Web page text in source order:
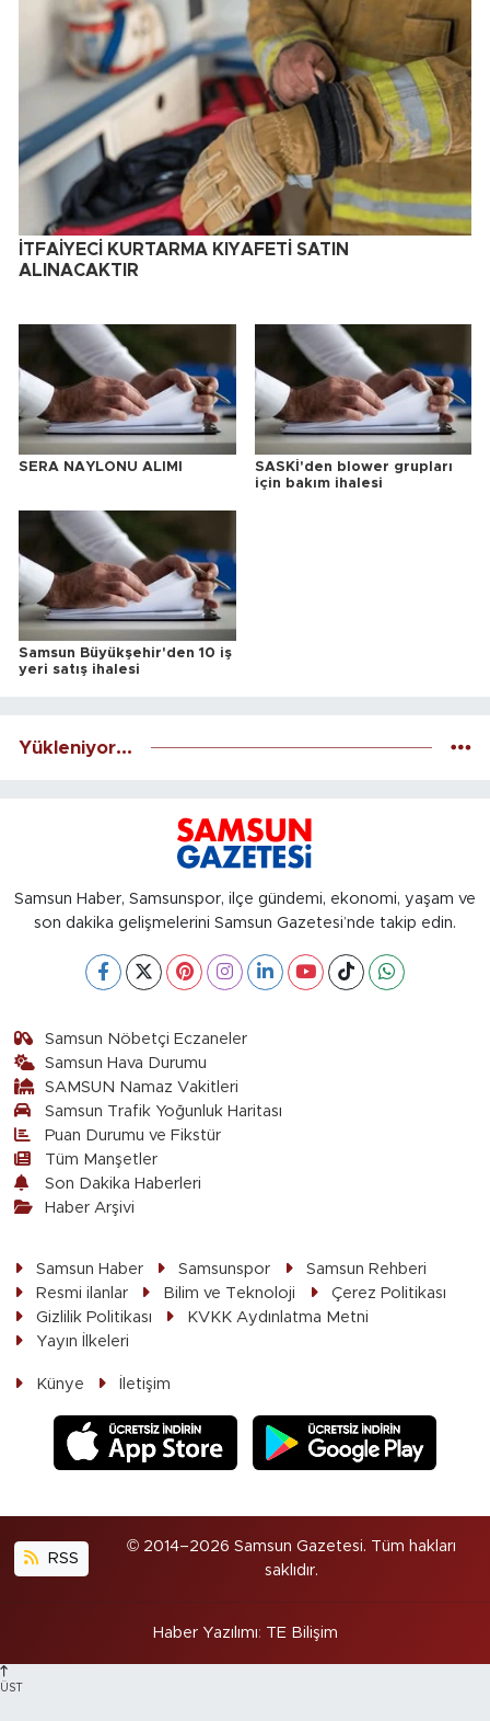
İTFAİYECİ KURTARMA KIYAFETİ SATIN
ALINACAKTIR
SERA NAYLONU ALIMI
SASKİ'den blower grupları
için bakım ihalesi
Samsun Büyükşehir'den 10 iş
yeri satış ihalesi
Yükleniyor...
Samsun Haber, Samsunspor, ilçe gündemi, ekonomi, yaşam ve
son dakika gelişmelerini Samsun Gazetesi’nde takip edin.
Samsun Nöbetçi Eczaneler
Samsun Hava Durumu
SAMSUN Namaz Vakitleri
Samsun Trafik Yoğunluk Haritası
Puan Durumu ve Fikstür
Tüm Manşetler
Son Dakika Haberleri
Haber Arşivi
Samsun Haber Samsunspor
Samsun Rehberi
Resmi ilanlar
Bilim ve Teknoloji
Çerez Politikası
Gizlilik Politikası
KVKK Aydınlatma Metni
Yayın İlkeleri
Künye İletişim
RSS
© 2014–2026 Samsun Gazetesi. Tüm hakları
saklıdır.
Haber Yazılımı: TE Bilişim
ÜST